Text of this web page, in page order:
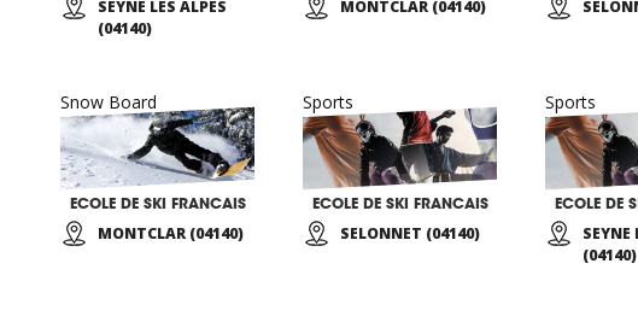
SEYNE LES ALPES
(04140)
MONTCLAR (04140)
Snow Board
ECOLE DE SKI FRANCAIS
MONTCLAR (04140)
Sports
ECOLE DE SKI FRANCAIS
SELONNET (04140)
Sports
ECOLE DE
SEYNE
(04140)